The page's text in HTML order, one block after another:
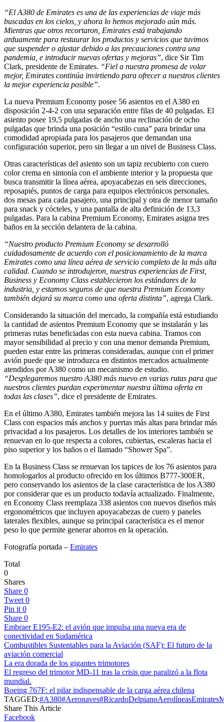
“El A380 de Emirates es una de las experiencias de viaje más
buscadas en los cielos, y ahora lo hemos mejorado aún más.
Mientras que otros recortaron, Emirates está trabajando
arduamente para restaurar los productos y servicios que tuvimos
que suspender o ajustar debido a las precauciones contra una
pandemia, e introducir nuevas ofertas y mejoras”, dice Sir Tim
Clark, presidente de Emirates. “Fiel a nuestra promesa de volar
mejor, Emirates continúa invirtiendo para ofrecer a nuestros clientes
la mejor experiencia posible”.
La nueva Premium Economy posee 56 asientos en el A380 en
disposición 2-4-2 con una separación entre filas de 40 pulgadas. El
asiento posee 19,5 pulgadas de ancho una reclinación de ocho
pulgadas que brinda una posición “estilo cuna” para brindar una
comodidad apropiada para los pasajeros que demandan una
configuración superior, pero sin llegar a un nivel de Business Class.
Otras características del asiento son un tapiz recubierto con cuero
color crema en sintonía con el ambiente interior y la propuesta que
busca transmitir la línea aérea, apoyacabezas en seis direcciones,
reposapiés, puntos de carga para equipos electrónicos personales,
dos mesas para cada pasajero, una principal y otra de menor tamaño
para snack y cócteles, y una pantalla de alta definición de 13,3
pulgadas. Para la cabina Premium Economy, Emirates asigna tres
baños en la sección delantera de la cabina.
“Nuestro producto Premium Economy se desarrolló
cuidadosamente de acuerdo con el posicionamiento de la marca
Emirates como una línea aérea de servicio completo de la más alta
calidad. Cuando se introdujeron, nuestras experiencias de First,
Business y Economy Class establecieron los estándares de la
industria, y estamos seguros de que nuestra Premium Economy
también dejará su marca como una oferta distinta”, agrega Clark.
Considerando la situación del mercado, la compañía está estudiando
la cantidad de asientos Premium Economy que se instalarán y las
primeras rutas beneficiadas con esta nueva cabina. Tramos con
mayor sensibilidad al precio y con una menor demanda Premium,
pueden estar entre las primeras consideradas, aunque con el primer
avión puede que se introduzca en distintos mercados actualmente
atendidos por A380 como un mecanismo de estudio.
“Desplegaremos nuestro A380 más nuevo en varias rutas para que
nuestros clientes puedan experimentar nuestra última oferta en
todas las clases”, dice el presidente de Emirates.
En el último A380, Emirates también mejora las 14 suites de First
Class con espacios más anchos y puertas más altas para brindar más
privacidad a los pasajeros. Los detalles de los interiores también se
renuevan en lo que respecta a colores, cubiertas, escaleras hacia el
piso superior y los baños o el llamado “Shower Spa”.
En la Business Class se renuevan los tapices de los 76 asientos para
homologarlos al producto ofrecido en los últimos B777-300ER,
pero conservando los asientos de la clase característica de los A380
por considerar que es un producto todavía actualizado. Finalmente,
en Economy Class reemplaza 338 asientos con nuevos diseños más
ergonométricos que incluyen apoyacabezas de cuero y paneles
laterales flexibles, aunque su principal característica es el menor
peso lo que permite generar ahorros en la operación.
Fotografía portada – Emirates
Total
0
Shares
Share 0
Tweet 0
Pin it 0
Share 0
Embraer E195-E2: el avión que impulsa una nueva era de
conectividad en Sudamérica
Combustibles Sustentables para la Aviación (SAF): El futuro de la
aviación comercial
La era dorada de los gigantes trimotores
El regreso del trimotor MD-11 tras la crisis que paralizó a la flota
mundial.
Boeing 767F: el pilar indispensable de la carga aérea chilena
TAGGED:#A380#Aeronaves#RicardoDelpianoAerolíneasEmirates
Share This Article
Facebook